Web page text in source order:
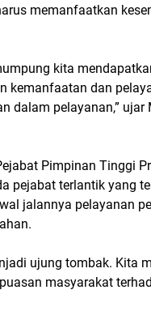
memanfaatkan
kita
kemanfaatan dan
dalam pelayanan,” ujar
Pimpinan Tinggi
pejabat terlantik yang
jalannya pelayanan
ujung tombak. Kita
masyarakat